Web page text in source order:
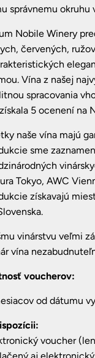
správnemu okruhu
Nobile Winery
červených,
Vína z našej
spracovania
5 ocenení na
naše vína majú
sme
Tokyo, AWC
získavajú
vinárstvu veľmi
vína
voucherov:
od dátumu
voucher
aj